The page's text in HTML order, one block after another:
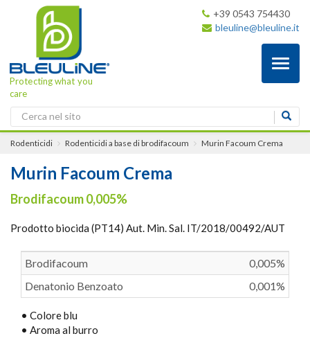
Protecting what you
care
+39 0543 754430
bleuline@bleuline.it
Rodenticidi Rodenticidi a base di brodifacoum Murin Facoum Crema
Murin Facoum Crema
Brodifacoum 0,005%
Prodotto biocida (PT14) Aut. Min. Sal. IT/2018/00492/AUT
Brodifacoum
0,005%
Denatonio Benzoato
0,001%
• Colore blu
• Aroma al burro